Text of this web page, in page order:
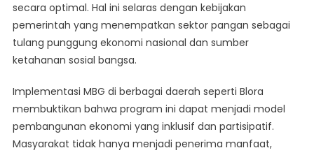
secara optimal. Hal ini selaras dengan kebijakan
pemerintah yang menempatkan sektor pangan sebagai
tulang punggung ekonomi nasional dan sumber
ketahanan sosial bangsa.
Implementasi MBG di berbagai daerah seperti Blora
membuktikan bahwa program ini dapat menjadi model
pembangunan ekonomi yang inklusif dan partisipatif.
Masyarakat tidak hanya menjadi penerima manfaat,